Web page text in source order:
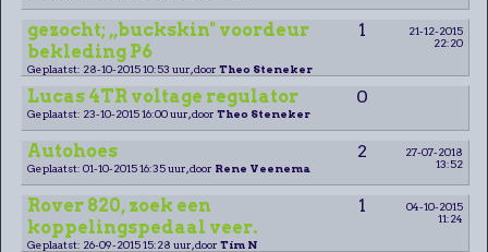
gezocht; ,,buckskin" voordeur
bekleding P6
1
21-12-2015
22:20
Geplaatst: 28-10-2015 10:53 uur, door Theo Steneker
Lucas 4TR voltage regulator 0
Geplaatst: 23-10-2015 16:00 uur, door Theo Steneker
Autohoes 2
27-07-2018
13:52
Geplaatst: 01-10-2015 16:35 uur, door Rene Veenema
Rover 820, zoek een
koppelingspedaal veer.
1
04-10-2015
11:24
Geplaatst: 26-09-2015 15:28 uur, door Tim N